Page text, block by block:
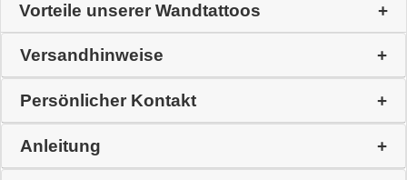
Vorteile unserer Wandtattoos
Versandhinweise
Persönlicher Kontakt
Anleitung